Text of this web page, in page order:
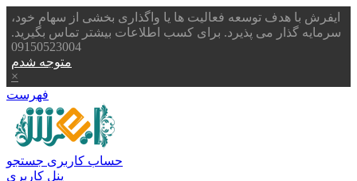
ایفرش با هدف توسعه فعالیت ها یا واگذاری بخشی از سهام خود،
سرمایه گذار می پذیرد. برای کسب اطلاعات بیشتر تماس بگیرید.
09150523004
متوجه شدم
×
فهرست
حساب کاربری جستجو
پنل کاربری